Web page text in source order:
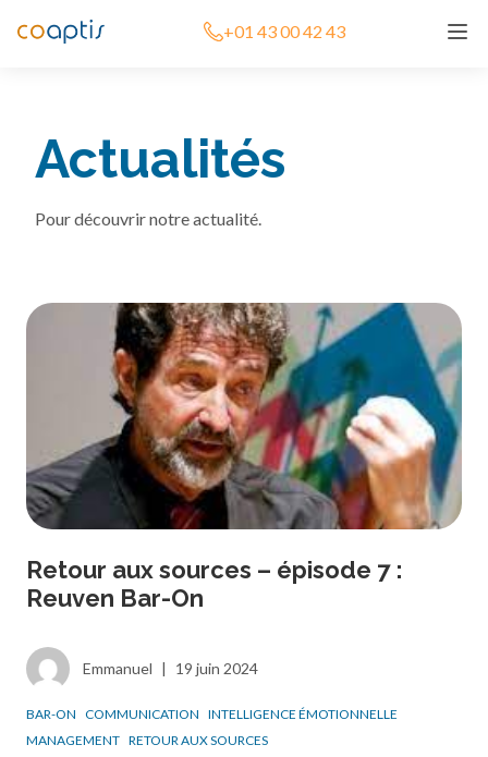
+01 43 00 42 43
Actualités
Pour découvrir notre actualité.
Retour aux sources – épisode 7 :
Reuven Bar-On
Emmanuel | 19 juin 2024
BAR-ON COMMUNICATION INTELLIGENCE ÉMOTIONNELLE
MANAGEMENT RETOUR AUX SOURCES